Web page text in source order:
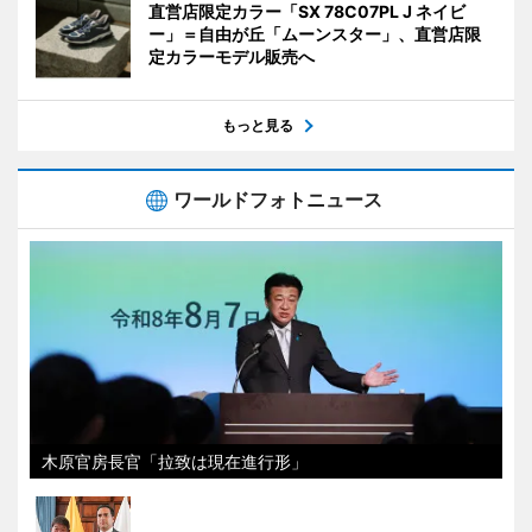
直営店限定カラー「SX 78C07PL J ネイビ
ー」＝自由が丘「ムーンスター」、直営店限
定カラーモデル販売へ
もっと見る
ワールドフォトニュース
木原官房長官「拉致は現在進行形」